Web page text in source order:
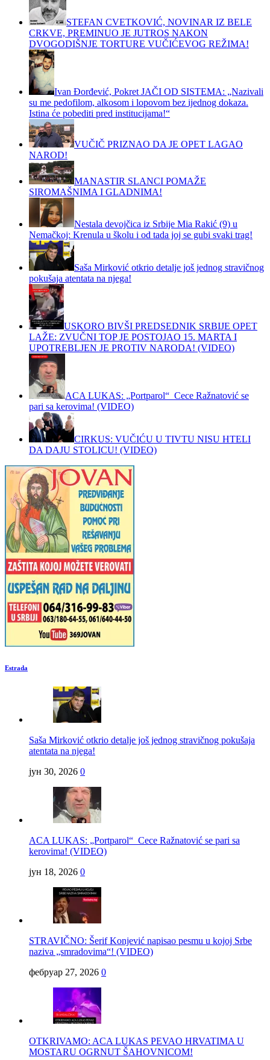
STEFAN CVETKOVIĆ, NOVINAR IZ BELE
CRKVE, PREMINUO JE JUTROS NAKON
DVOGODIŠNJE TORTURE VUČIĆEVOG REŽIMA!
Ivan Đorđević, Pokret JAČI OD SISTEMA: „Nazivali
su me pedofilom, alkosom i lopovom bez ijednog dokaza.
Istina će pobediti pred institucijama!“
VUČIČ PRIZNAO DA JE OPET LAGAO
NAROD!
MANASTIR SLANCI POMAŽE
SIROMAŠNIMA I GLADNIMA!
Nestala devojčica iz Srbije Mia Rakić (9) u
Nemačkoj: Krenula u školu i od tada joj se gubi svaki trag!
Saša Mirković otkrio detalje još jednog stravičnog
pokušaja atentata na njega!
USKORO BIVŠI PREDSEDNIK SRBIJE OPET
LAŽE: ZVUČNI TOP JE POSTOJAO 15. MARTA I
UPOTREBLJEN JE PROTIV NARODA! (VIDEO)
ACA LUKAS: „Portparol“ Cece Ražnatović se
pari sa kerovima! (VIDEO)
CIRKUS: VUČIĆU U TIVTU NISU HTELI
DA DAJU STOLICU! (VIDEO)
Estrada
Saša Mirković otkrio detalje još jednog stravičnog pokušaja
atentata na njega!
јун 30, 2026 0
ACA LUKAS: „Portparol“ Cece Ražnatović se pari sa
kerovima! (VIDEO)
јун 18, 2026 0
STRAVIČNO: Šerif Konjević napisao pesmu u kojoj Srbe
naziva „smradovima“! (VIDEO)
фебруар 27, 2026 0
OTKRIVAMO: ACA LUKAS PEVAO HRVATIMA U
MOSTARU OGRNUT ŠAHOVNICOM!